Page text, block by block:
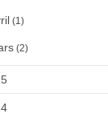
(1)
(2)